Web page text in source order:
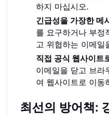
하지 마십시오.
긴급성을 가장한 메
를 요구하거나 부정
고 위협하는 이메일
직접 공식 웹사이트
이메일을 닫고 브라
여 웹사이트로 이동
최선의 방어책: